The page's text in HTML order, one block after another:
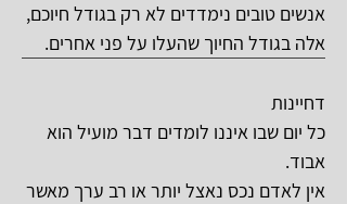
אנשים טובים נימדדים לא רק בגודל חיוכם,
אלה בגודל החיוך שהעלו על פני אחרים.
דחיינות
כל יום שבו איננו לומדים דבר מועיל הוא
אבוד.
אין לאדם נכס נאצל יותר או רב ערך מאשר